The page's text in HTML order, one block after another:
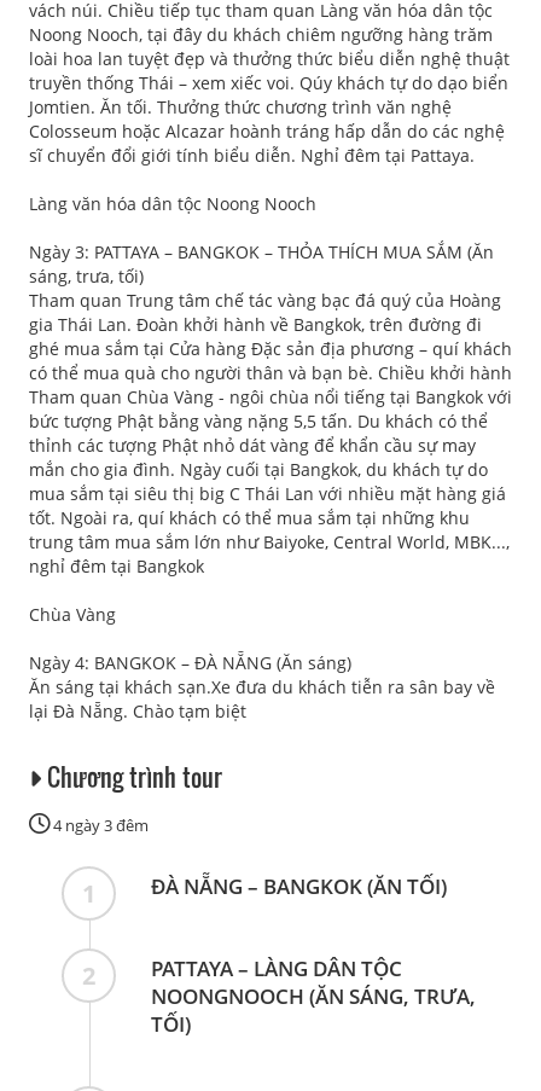
vách núi. Chiều tiếp tục tham quan Làng văn hóa dân tộc
Noong Nooch, tại đây du khách chiêm ngưỡng hàng trăm
loài hoa lan tuyệt đẹp và thưởng thức biểu diễn nghệ thuật
truyền thống Thái – xem xiếc voi. Qúy khách tự do dạo biển
Jomtien. Ăn tối. Thưởng thức chương trình văn nghệ
Colosseum hoặc Alcazar hoành tráng hấp dẫn do các nghệ
sĩ chuyển đổi giới tính biểu diễn. Nghỉ đêm tại Pattaya.
Làng văn hóa dân tộc Noong Nooch
Ngày 3: PATTAYA – BANGKOK – THỎA THÍCH MUA SẮM (Ăn
sáng, trưa, tối)
Tham quan Trung tâm chế tác vàng bạc đá quý của Hoàng
gia Thái Lan. Đoàn khởi hành về Bangkok, trên đường đi
ghé mua sắm tại Cửa hàng Đặc sản địa phương – quí khách
có thể mua quà cho người thân và bạn bè. Chiều khởi hành
Tham quan Chùa Vàng - ngôi chùa nổi tiếng tại Bangkok với
bức tượng Phật bằng vàng nặng 5,5 tấn. Du khách có thể
thỉnh các tượng Phật nhỏ dát vàng để khẩn cầu sự may
mắn cho gia đình. Ngày cuối tại Bangkok, du khách tự do
mua sắm tại siêu thị big C Thái Lan với nhiều mặt hàng giá
tốt. Ngoài ra, quí khách có thể mua sắm tại những khu
trung tâm mua sắm lớn như Baiyoke, Central World, MBK...,
nghỉ đêm tại Bangkok
Chùa Vàng
Ngày 4: BANGKOK – ĐÀ NẴNG (Ăn sáng)
Ăn sáng tại khách sạn.Xe đưa du khách tiễn ra sân bay về
lại Đà Nẵng. Chào tạm biệt
Chương trình tour
4 ngày 3 đêm
1 ĐÀ NẴNG – BANGKOK (ĂN TỐI)
2
PATTAYA – LÀNG DÂN TỘC
NOONGNOOCH (ĂN SÁNG, TRƯA,
TỐI)